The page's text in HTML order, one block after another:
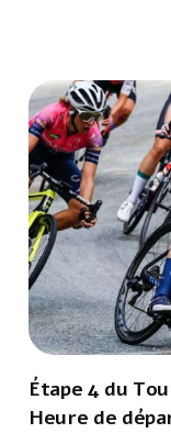
Étape 4 du
Heure de